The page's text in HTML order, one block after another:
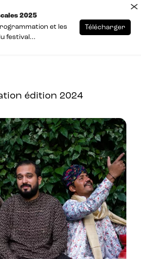
édition 2024
2025
et les
festival...
Télécharger
×